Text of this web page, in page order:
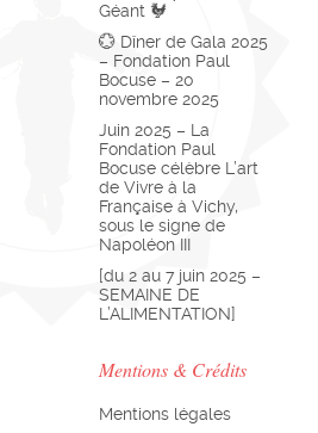
Géant 🐓
💮 Dîner de Gala 2025
– Fondation Paul
Bocuse – 20
novembre 2025
Juin 2025 – La
Fondation Paul
Bocuse célèbre L’art
de Vivre à la
Française à Vichy,
sous le signe de
Napoléon III
[du 2 au 7 juin 2025 –
SEMAINE DE
L’ALIMENTATION]
Mentions & Crédits
Mentions légales